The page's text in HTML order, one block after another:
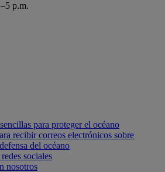
p.m.
para proteger el océano
recibir correos electrónicos sobre
del océano
sociales
nosotros